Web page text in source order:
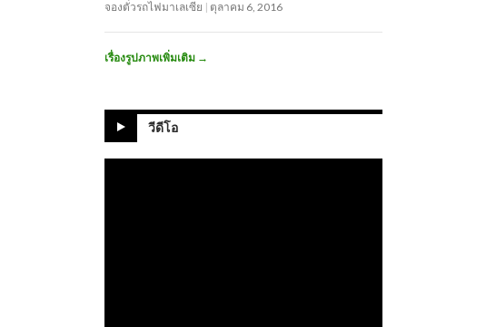
จองตั๋วรถไฟมาเลเซีย ตุลาคม 6, 2016
เรื่องรูปภาพเพิ่มเติม →
วีดีโอ